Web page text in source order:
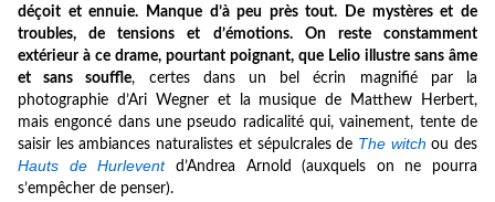
déçoit et ennuie. Manque d’à peu près tout. De mystères et de
troubles, de tensions et d’émotions. On reste constamment
extérieur à ce drame, pourtant poignant, que Lelio illustre sans âme
et sans souffle, certes dans un bel écrin magnifié par la
photographie d’Ari Wegner et la musique de Matthew Herbert,
mais engoncé dans une pseudo radicalité qui, vainement, tente de
saisir les ambiances naturalistes et sépulcrales de The witch ou des
Hauts de Hurleventd’Andrea Arnold (auxquels on ne pourra
s’empêcher de penser).